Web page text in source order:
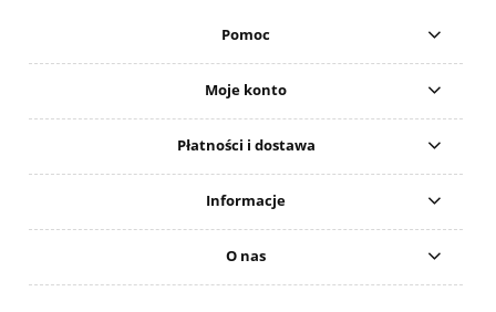
Pomoc
Moje konto
Płatności i dostawa
Informacje
O nas